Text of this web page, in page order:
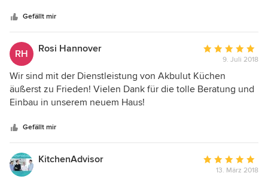
kleine Probleme mit der Positionierung, wegen der
Wohnung, jedoch wurde hierfür eine gute Lösung
gefunden. Bin äußert glücklich, dass alles gut geklappt hat.
Somit Daumen hoch!
Gefällt mir
RH Rosi Hannover
Bewertung:
5
von
9. Juli 2018
Wir sind mit der Dienstleistung von Akbulut Küchen
äußerst zu Frieden! Vielen Dank für die tolle Beratung und
Einbau in unserem neuem Haus!
Gefällt mir
KitchenAdvisor
Bewertung:
13. März 2018